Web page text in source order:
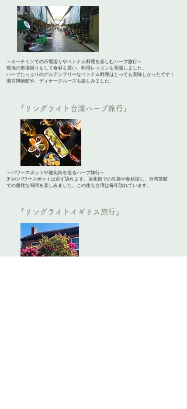
～ホーチミンでの市場巡りやベトナム料理を楽しむハーブ旅行～
現地の市場巡りをして食材を買い、料理レッスンを受講しました。
ハーブたっぷりのグルテンフリーなベトナム料理はとっても美味しかったです！
漢方博物館や、ディナークルーズも楽しみました。
『リングライト台湾ハーブ旅行』
～パワースポットや迪化街を巡るハーブ旅行～
3つのパワースポットは必ず訪れます。迪化街での生薬や食材探し、台湾茶館
での優雅な時間を楽しみました。この後も台湾は毎年訪れています。
『リングライトイギリス旅行』